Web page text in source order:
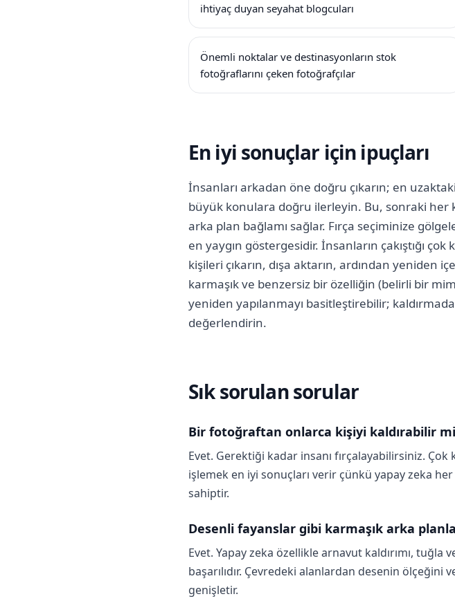
ihtiyaç duyan seyahat blogcuları
Önemli noktalar ve destinasyonların stok
fotoğraflarını çeken fotoğrafçılar
En iyi sonuçlar için ipuçları
İnsanları arkadan öne doğru çıkarın; en
büyük konulara doğru ilerleyin. Bu, sonraki her
arka plan bağlamı sağlar. Fırça seçiminize
en yaygın göstergesidir. İnsanların çakıştığı
kişileri çıkarın, dışa aktarın, ardından yeniden
karmaşık ve benzersiz bir özelliğin (belirli bir
yeniden yapılanmayı basitleştirebilir;
değerlendirin.
Sık sorulan sorular
Bir fotoğraftan onlarca kişiyi kaldırabilir
Evet. Gerektiği kadar insanı fırçalayabilirsiniz.
işlemek en iyi sonuçları verir çünkü yapay zeka
sahiptir.
Desenli fayanslar gibi karmaşık arka
Evet. Yapay zeka özellikle arnavut kaldırımı,
başarılıdır. Çevredeki alanlardan desenin
genişletir.